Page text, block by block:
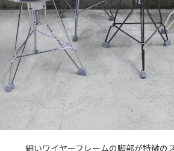
細いワイヤーフレームの脚部が特徴の